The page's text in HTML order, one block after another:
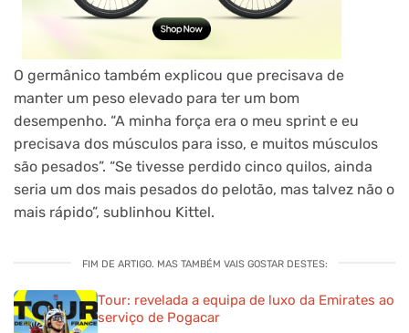
O germânico também explicou que precisava de
manter um peso elevado para ter um bom
desempenho. “A minha força era o meu sprint e eu
precisava dos músculos para isso, e muitos músculos
são pesados”. “Se tivesse perdido cinco quilos, ainda
seria um dos mais pesados ​​do pelotão, mas talvez não o
mais rápido”, sublinhou Kittel.
FIM DE ARTIGO. MAS TAMBÉM VAIS GOSTAR DESTES:
Tour: revelada a equipa de luxo da Emirates ao
serviço de Pogacar